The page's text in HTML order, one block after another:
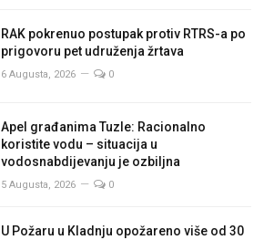
RAK pokrenuo postupak protiv RTRS-a po
prigovoru pet udruženja žrtava
6 Augusta, 2026 0
Apel građanima Tuzle: Racionalno
koristite vodu – situacija u
vodosnabdijevanju je ozbiljna
5 Augusta, 2026 0
U Požaru u Kladnju opožareno više od 30